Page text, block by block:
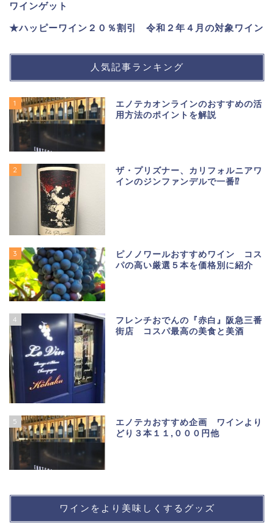
ワインゲット
★ハッピーワイン２０％割引 令和２年４月の対象ワイン
人気記事ランキング
1
エノテカオンラインのおすすめの活
用方法のポイントを解説
2
ザ・プリズナー、カリフォルニアワ
インのジンファンデルで一番⁉
3
ピノノワールおすすめワイン コス
パの高い厳選５本を価格別に紹介
4
フレンチおでんの『赤白』阪急三番
街店 コスパ最高の美食と美酒
5
エノテカおすすめ企画 ワインより
どり３本１１,０００円他
ワインをより美味しくするグッズ